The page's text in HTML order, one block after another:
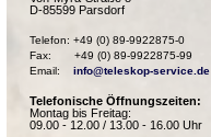
D-85599 Parsdorf
Telefon: +49 (0) 89-9922875-0
Fax:       +49 (0) 89-9922875-99
Email: info@teleskop-service.de
Telefonische Öffnungszeiten:
Montag bis Freitag:
09.00 - 12.00 / 13.00 - 16.00 Uhr